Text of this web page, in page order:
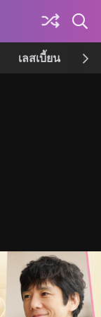
เลสเบี้ยน เค